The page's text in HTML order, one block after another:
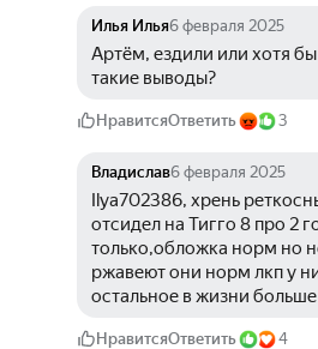
Илья Илья6 февраля 2025
Артём, ездили или хотя
такие выводы?
НравитсяОтветить 3
Владислав6 февраля 2025
Ilya702386, хрень
отсидел на Тигго 8 про 2
только,обложка норм но
ржавеют они норм лкп у
остальное в жизни
НравитсяОтветить 4